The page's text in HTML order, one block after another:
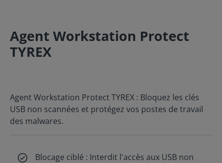
Agent Workstation Protect
TYREX
Agent Workstation Protect TYREX : Bloquez les clés
USB non scannées et protégez vos postes de travail
des malwares.
Blocage ciblé : Interdit l'accès aux USB non